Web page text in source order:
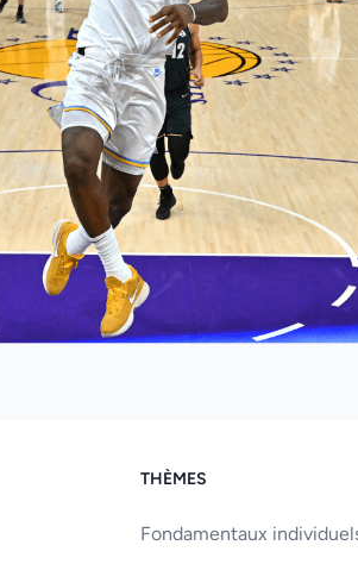
THÈMES
Fondamentaux